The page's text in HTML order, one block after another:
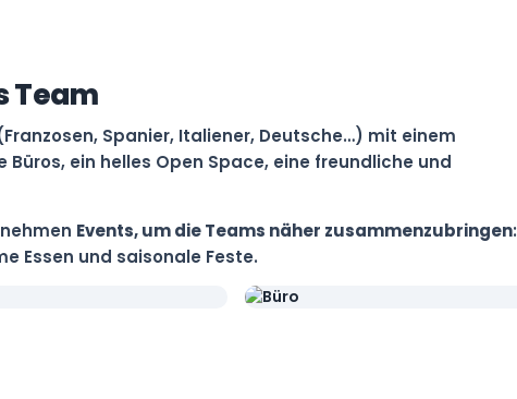
Team
Spanier, Italiener, Deutsche…) mit einem
Büros, ein helles Open Space, eine freundliche und
Events, um die Teams näher zusammenzubringen:
Essen und saisonale Feste.